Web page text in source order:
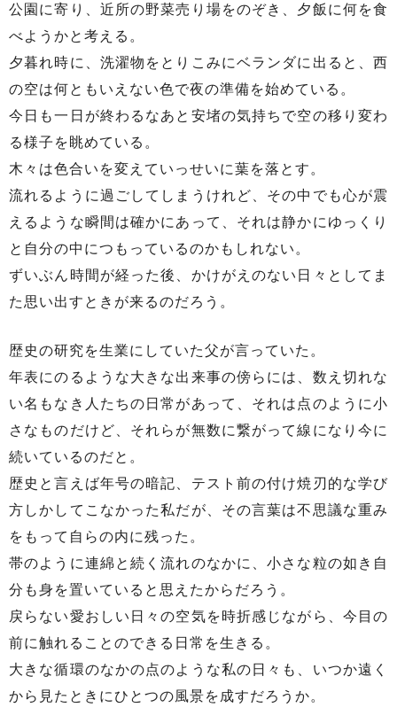
公園に寄り、近所の野菜売り場をのぞき、夕飯に何を食
べようかと考える。
夕暮れ時に、洗濯物をとりこみにベランダに出ると、西
の空は何ともいえない色で夜の準備を始めている。
今日も一日が終わるなあと安堵の気持ちで空の移り変わ
る様子を眺めている。
木々は色合いを変えていっせいに葉を落とす。
流れるように過ごしてしまうけれど、その中でも心が震
えるような瞬間は確かにあって、それは静かにゆっくり
と自分の中につもっているのかもしれない。
ずいぶん時間が経った後、かけがえのない日々としてま
た思い出すときが来るのだろう。
歴史の研究を生業にしていた父が言っていた。
年表にのるような大きな出来事の傍らには、数え切れな
い名もなき人たちの日常があって、それは点のように小
さなものだけど、それらが無数に繋がって線になり今に
続いているのだと。
歴史と言えば年号の暗記、テスト前の付け焼刃的な学び
方しかしてこなかった私だが、その言葉は不思議な重み
をもって自らの内に残った。
帯のように連綿と続く流れのなかに、小さな粒の如き自
分も身を置いていると思えたからだろう。
戻らない愛おしい日々の空気を時折感じながら、今目の
前に触れることのできる日常を生きる。
大きな循環のなかの点のような私の日々も、いつか遠く
から見たときにひとつの風景を成すだろうか。